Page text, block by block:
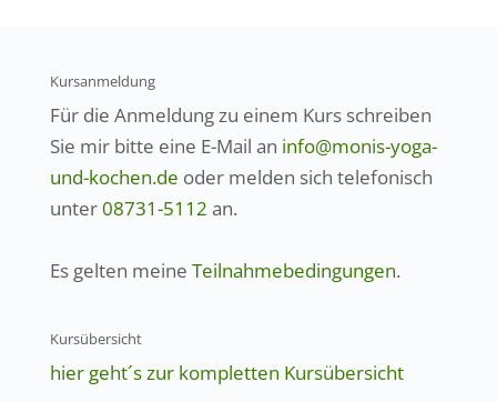
Kursanmeldung
Für die Anmeldung zu einem Kurs schreiben
Sie mir bitte eine E-Mail an info@monis-yoga-
und-kochen.de oder melden sich telefonisch
unter08731-5112 an.
Es gelten meine Teilnahmebedingungen.
Kursübersicht
hier geht´s zur kompletten Kursübersicht